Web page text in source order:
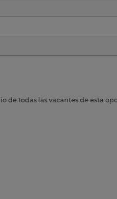
de todas las vacantes de esta